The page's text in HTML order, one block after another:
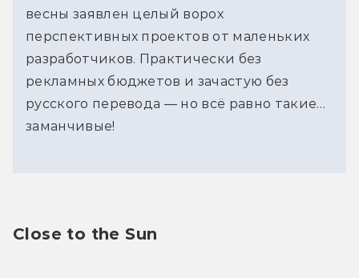
весны заявлен целый ворох
перспективных проектов от маленьких
разработчиков. Практически без
рекламных бюджетов и зачастую без
русского перевода — но всё равно такие…
заманчивые!
Close to the Sun